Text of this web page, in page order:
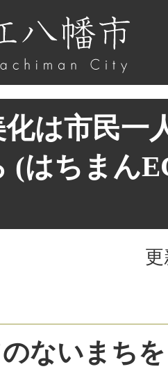
は市民一
(はちまん
ないまち